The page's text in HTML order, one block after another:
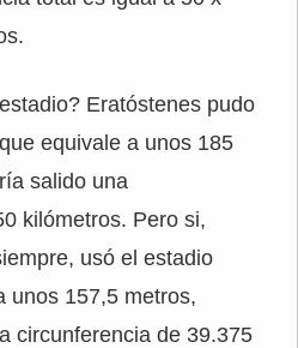
Eratóstenes pudo
equivale a unos 185
salido una
kilómetros. Pero si,
usó el estadio
unos 157,5 metros,
circunferencia de 39.375